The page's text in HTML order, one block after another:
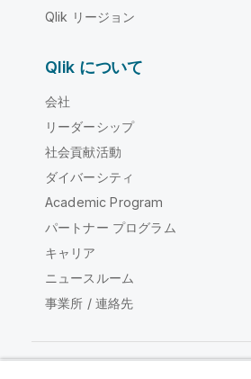
Qlik リージョン
Qlik について
会社
リーダーシップ
社会貢献活動
ダイバーシティ
Academic Program
パートナー プログラム
キャリア
ニュースルーム
事業所 / 連絡先